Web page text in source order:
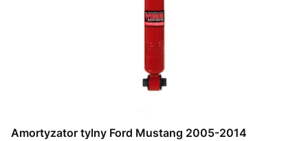
Amortyzator tylny Ford Mustang 2005-2014